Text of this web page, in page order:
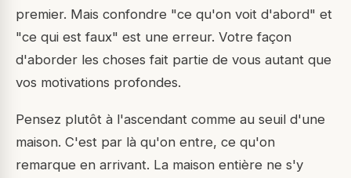
premier. Mais confondre "ce qu'on voit d'abord" et
"ce qui est faux" est une erreur. Votre façon
d'aborder les choses fait partie de vous autant que
vos motivations profondes.
Pensez plutôt à l'ascendant comme au seuil d'une
maison. C'est par là qu'on entre, ce qu'on
remarque en arrivant. La maison entière ne s'y